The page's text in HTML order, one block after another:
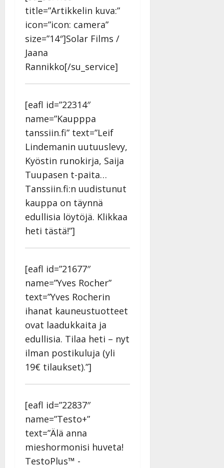
title=”Artikkelin kuva:”
icon=”icon: camera”
size=”14″]Solar Films /
Jaana
Rannikko[/su_service]
[eafl id=”22314″
name=”Kaupppa
tanssiin.fi” text=”Leif
Lindemanin uutuuslevy,
Kyöstin runokirja, Saija
Tuupasen t-paita…
Tanssiin.fi:n uudistunut
kauppa on täynnä
edullisia löytöjä. Klikkaa
heti tästä!”]
[eafl id=”21677″
name=”Yves Rocher”
text=”Yves Rocherin
ihanat kauneustuotteet
ovat laadukkaita ja
edullisia. Tilaa heti – nyt
ilman postikuluja (yli
19€ tilaukset).”]
[eafl id=”22837″
name=”Testo+”
text=”Älä anna
mieshormonisi huveta!
TestoPlus™ -